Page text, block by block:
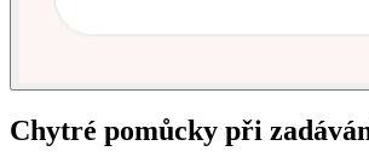
Chytré pomůcky při